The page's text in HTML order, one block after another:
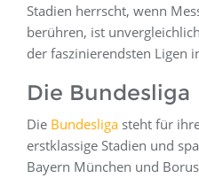
Stadien herrscht, wenn
berühren, ist
der faszinierendsten Ligen
Die Bundesliga
Die Bundesliga steht für
erstklassige Stadien und
Bayern München und